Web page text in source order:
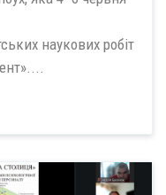
наукових робіт